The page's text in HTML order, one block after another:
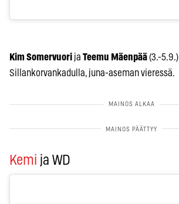
Kim Somervuori ja Teemu Mäenpää(3.-5.9.)
Sillankorvankadulla, juna-aseman vieressä.
Kemi ja WD